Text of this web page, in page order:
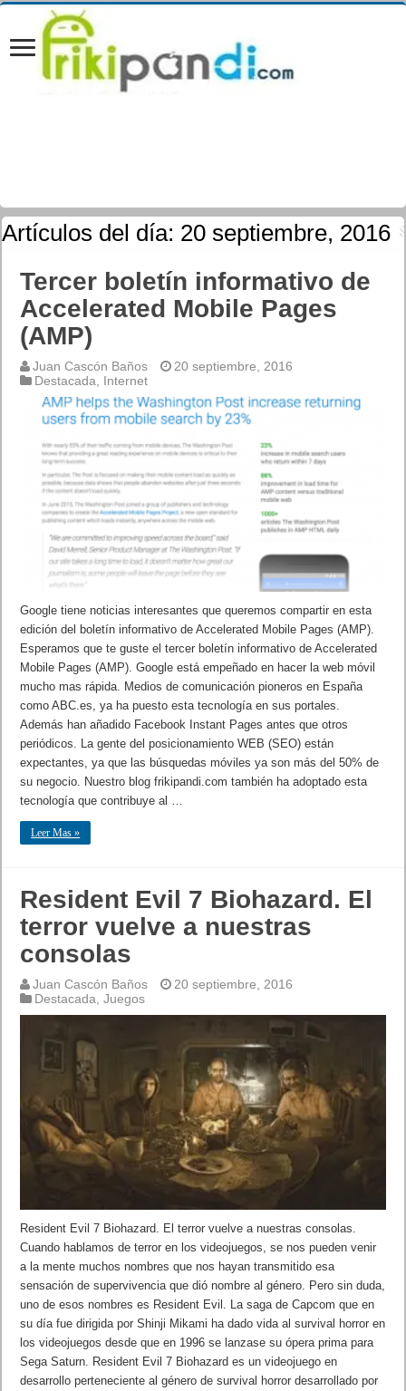
Artículos del día: 20 septiembre, 2016
Tercer boletín informativo de
Accelerated Mobile Pages
(AMP)
Juan Cascón Baños
20 septiembre, 2016
Destacada
Internet
Google tiene noticias interesantes que queremos compartir en esta
edición del boletín informativo de Accelerated Mobile Pages (AMP).
Esperamos que te guste el tercer boletín informativo de Accelerated
Mobile Pages (AMP). Google está empeñado en hacer la web móvil
mucho mas rápida. Medios de comunicación pioneros en España
como ABC.es, ya ha puesto esta tecnología en sus portales.
Además han añadido Facebook Instant Pages antes que otros
periódicos. La gente del posicionamiento WEB (SEO) están
expectantes, ya que las búsquedas móviles ya son más del 50% de
su negocio. Nuestro blog frikipandi.com también ha adoptado esta
tecnología que contribuye al …
Leer Mas »
Resident Evil 7 Biohazard. El
terror vuelve a nuestras
consolas
Juan Cascón Baños
20 septiembre, 2016
Destacada ,Juegos
Resident Evil 7 Biohazard. El terror vuelve a nuestras consolas.
Cuando hablamos de terror en los videojuegos, se nos pueden venir
a la mente muchos nombres que nos hayan transmitido esa
sensación de supervivencia que dió nombre al género. Pero sin duda,
uno de esos nombres es Resident Evil. La saga de Capcom que en
su día fue dirigida por Shinji Mikami ha dado vida al survival horror en
los videojuegos desde que en 1996 se lanzase su ópera prima para
Sega Saturn. Resident Evil 7 Biohazard es un videojuego en
desarrollo perteneciente al género de survival horror desarrollado por